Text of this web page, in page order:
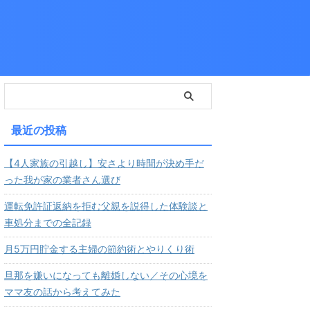
最近の投稿
【4人家族の引越し】安さより時間が決め手だ
った我が家の業者さん選び
運転免許証返納を拒む父親を説得した体験談と
車処分までの全記録
月5万円貯金する主婦の節約術とやりくり術
旦那を嫌いになっても離婚しない／その心境を
ママ友の話から考えてみた